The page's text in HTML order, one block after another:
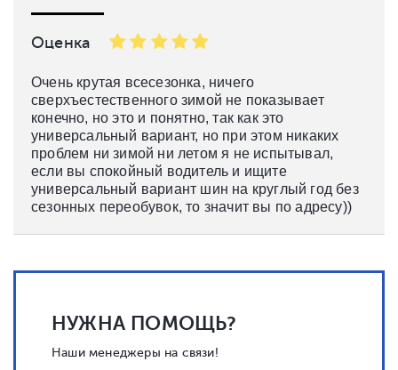
Оценка
Очень крутая всесезонка, ничего
сверхъестественного зимой не показывает
конечно, но это и понятно, так как это
универсальный вариант, но при этом никаких
проблем ни зимой ни летом я не испытывал,
если вы спокойный водитель и ищите
универсальный вариант шин на круглый год без
сезонных переобувок, то значит вы по адресу))
НУЖНА ПОМОЩЬ?
Наши менеджеры на связи!